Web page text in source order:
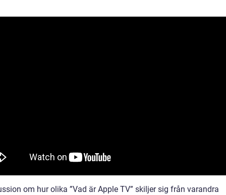
om hur olika ”Vad är Apple TV” skiljer sig från varandra